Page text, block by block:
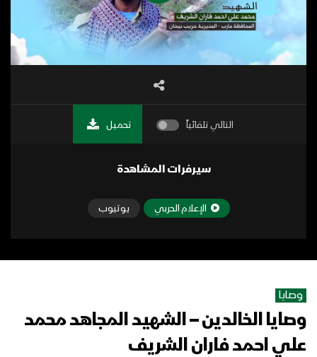
التالي تلقائياً تحميل
سيرفرات المشاهدة
الإعلام الحربي يوتيوب
وصايا
وصايا الخالدين – الشهيد المجاهد محمد
علي احمد فاران الشريف